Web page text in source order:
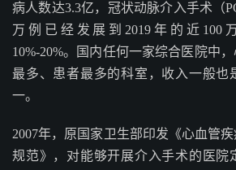
病人数达3.3亿，冠状动脉介入手术（
万例已经发展到2019年的近100
10%-20%。国内任何一家综合医院中
最多、患者最多的科室，收入一般也
一。
2007年，原国家卫生部印发《心血管
规范》，对能够开展介入手术的医院